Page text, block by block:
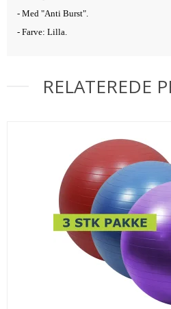
- Med "Anti Burst".
- Farve: Lilla.
RELATEREDE